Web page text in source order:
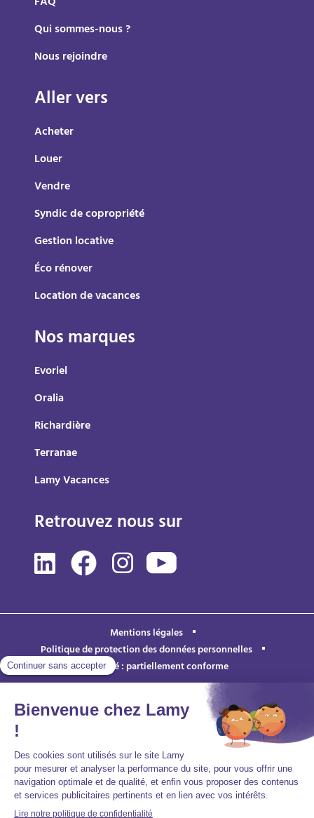
Qui sommes-nous ?
Nous rejoindre
Aller vers
Acheter
Louer
Vendre
Syndic de copropriété
Gestion locative
Éco rénover
Location de vacances
Nos marques
Evoriel
Oralia
Richardière
Terranae
Lamy Vacances
Retrouvez nous sur
Mentions légales
Politique de protection des données personnelles
Accessibilité : partiellement conforme